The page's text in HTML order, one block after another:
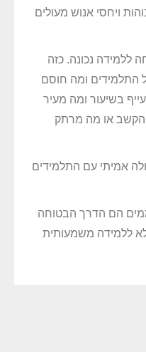
ויחסי אנוש מעולים
ללמידה נכונה. כזה
ומה חוסם
בשיעור ומה מעיר
או מה מרתק
אמיתי עם התלמידים
הם הדרך הבטוחה
ללמידה משמעותית